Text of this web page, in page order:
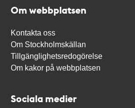
Om webbplatsen
Kontakta oss
Om Stockholmskällan
Tillgänglighetsredogörelse
Om kakor på webbplatsen
Sociala medier